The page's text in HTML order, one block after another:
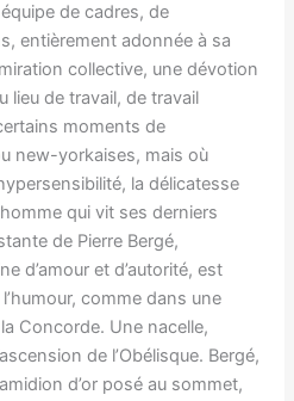
de cadres, de
entièrement adonnée à sa
collective, une dévotion
lieu de travail, de travail
moments de
new-yorkaises, mais où
la délicatesse
qui vit ses derniers
de Pierre Bergé,
d’amour et d’autorité, est
comme dans une
Concorde. Une nacelle,
de l’Obélisque. Bergé,
d’or posé au sommet,